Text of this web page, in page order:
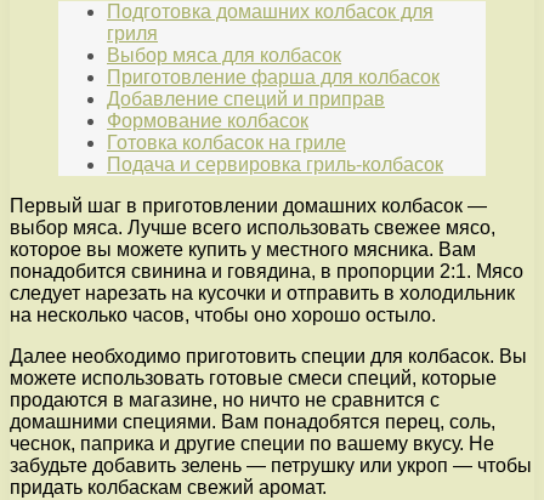
Подготовка домашних колбасок для
гриля
Выбор мяса для колбасок
Приготовление фарша для колбасок
Добавление специй и приправ
Формование колбасок
Готовка колбасок на гриле
Подача и сервировка гриль-колбасок
Первый шаг в приготовлении домашних колбасок —
выбор мяса. Лучше всего использовать свежее мясо,
которое вы можете купить у местного мясника. Вам
понадобится свинина и говядина, в пропорции 2:1. Мясо
следует нарезать на кусочки и отправить в холодильник
на несколько часов, чтобы оно хорошо остыло.
Далее необходимо приготовить специи для колбасок. Вы
можете использовать готовые смеси специй, которые
продаются в магазине, но ничто не сравнится с
домашними специями. Вам понадобятся перец, соль,
чеснок, паприка и другие специи по вашему вкусу. Не
забудьте добавить зелень — петрушку или укроп — чтобы
придать колбаскам свежий аромат.